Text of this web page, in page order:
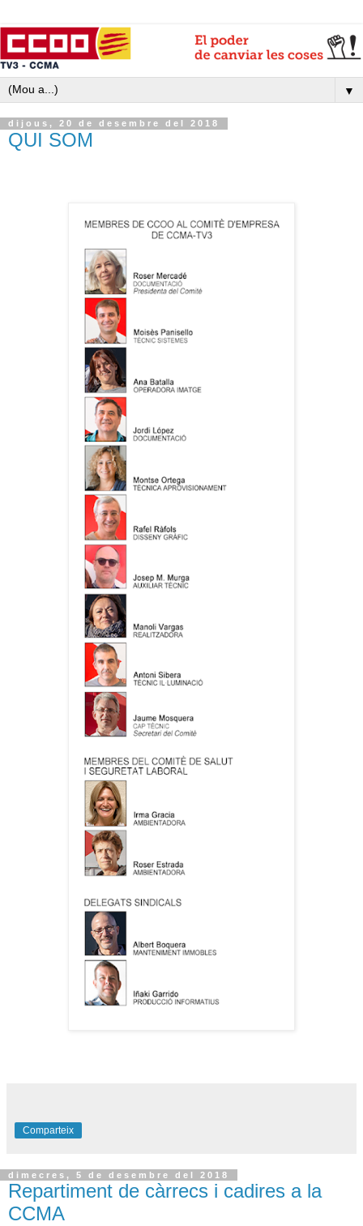
▼
dijous, 20 de desembre del 2018
QUI SOM
Comparteix
dimecres, 5 de desembre del 2018
Repartiment de càrrecs i cadires a la
CCMA